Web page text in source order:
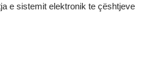
e sistemit elektronik te çështjeve